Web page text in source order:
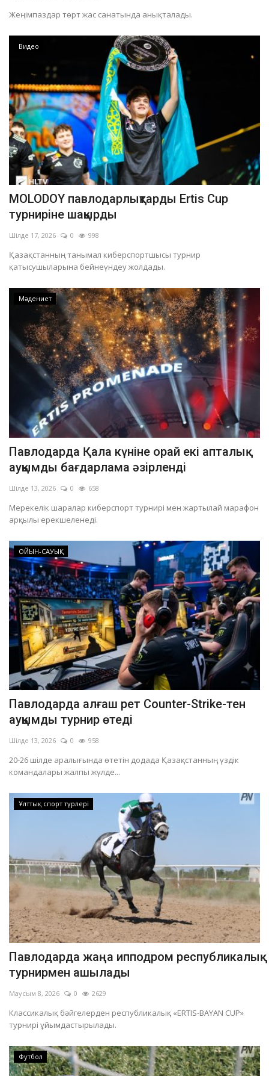
Жеңімпаздар төрт жас санатында анықталады.
Видео
MOLODOY павлодарлықтарды Ertis Cup
турниріне шақырды
Шілде 17, 2026 0 998
Қазақстанның танымал киберспортшысы турнир
қатысушыларына бейнеүндеу жолдады.
Мәдениет
Павлодарда Қала күніне орай екі апталық
ауқымды бағдарлама әзірленді
Шілде 13, 2026 0 658
Мерекелік шаралар киберспорт турнирі мен жартылай марафон
арқылы ерекшеленеді.
ОЙЫН-САУЫҚ
Павлодарда алғаш рет Counter-Strike-тен
ауқымды турнир өтеді
Шілде 13, 2026 0 958
20-26 шілде аралығында өтетін додада Қазақстанның үздік
командалары жалпы жүлде...
Ұлттық спорт түрлері
Павлодарда жаңа ипподром республикалық
турнирмен ашылады
Маусым 8, 2026 0 2629
Классикалық бәйгелерден республикалық «ERTIS-BAYAN CUP»
турнирі ұйымдастырылады.
Футбол